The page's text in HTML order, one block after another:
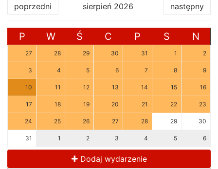
poprzedni sierpień 2026 następny
P W Ś C P S N
27 28 29 30 31 1 2
3 4 5 6 7 8 9
10 11 12 13 14 15 16
17 18 19 20 21 22 23
24 25 26 27 28 29 30
31 1 2 3 4 5 6
Dodaj wydarzenie